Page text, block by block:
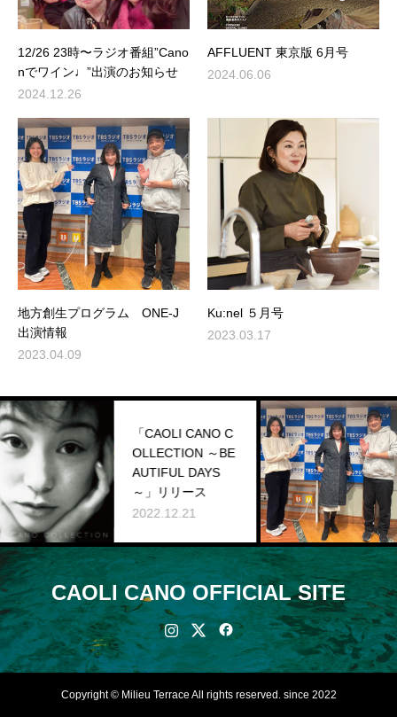
12/26 23時〜ラジオ番組”Cano
nでワイン♩”出演のお知らせ
2024.12.26
AFFLUENT 東京版 6月号
2024.06.06
地方創生プログラム ONE-J
出演情報
2023.04.09
Ku:nel ５月号
2023.03.17
「CAOLI CANO C
OLLECTION ～BE
AUTIFUL DAYS
～」リリース
2022.12.21
CAOLI CANO OFFICIAL SITE
Copyright © Milieu Terrace All rights reserved. since 2022